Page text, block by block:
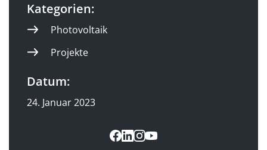
Kategorien:
Photovoltaik
Projekte
Datum:
24. Januar 2023